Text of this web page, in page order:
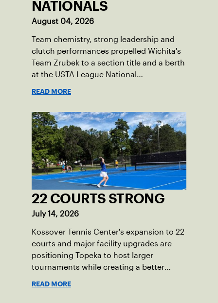
NATIONALS
August 04, 2026
Team chemistry, strong leadership and
clutch performances propelled Wichita's
Team Zrubek to a section title and a berth
at the USTA League National
READ MORE
22 COURTS STRONG
July 14, 2026
Kossover Tennis Center's expansion to 22
courts and major facility upgrades are
positioning Topeka to host larger
tournaments while creating a better
READ MORE